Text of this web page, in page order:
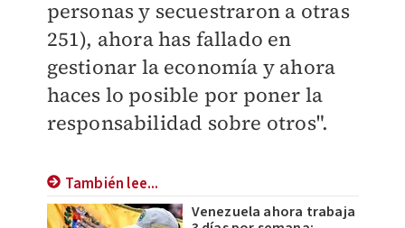
personas y secuestraron a otras
251), ahora has fallado en
gestionar la economía y ahora
haces lo posible por poner la
responsabilidad sobre otros".
También lee...
Venezuela ahora trabaja